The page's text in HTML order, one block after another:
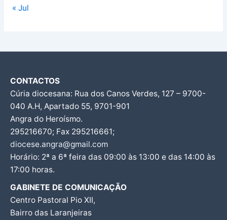
« Jul
CONTACTOS
Cúria diocesana: Rua dos Canos Verdes, 127 – 9700-
040 A.H, Apartado 55, 9701-901
Angra do Heroísmo.
295216670; Fax 295216661;
diocese.angra@gmail.com
Horário: 2ª a 6ª feira das 09:00 às 13:00 e das 14:00 às
17:00 horas.
GABINETE DE COMUNICAÇÃO
Centro Pastoral Pio XII,
Bairro das Laranjeiras